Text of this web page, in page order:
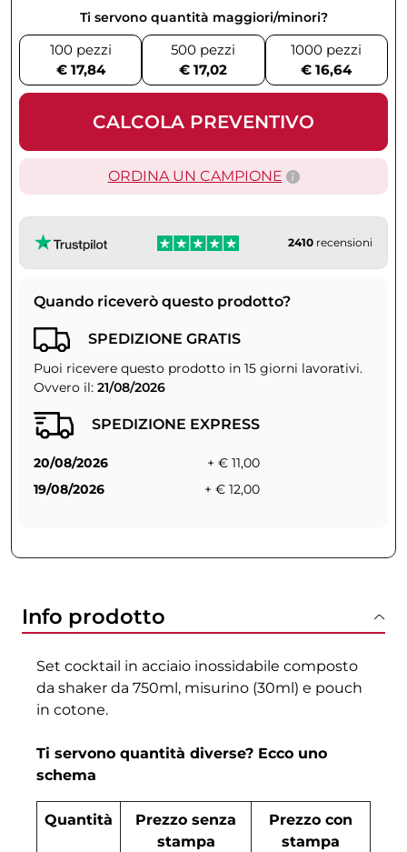
Ti servono quantità maggiori/minori?
100 pezzi
€ 17,84
500 pezzi
€ 17,02
1000 pezzi
€ 16,64
CALCOLA PREVENTIVO
ORDINA UN CAMPIONE
2410 recensioni
Quando riceverò questo prodotto?
SPEDIZIONE GRATIS
Puoi ricevere questo prodotto in 15 giorni lavorativi.
Ovvero il: 21/08/2026
SPEDIZIONE EXPRESS
20/08/2026
+ € 11,00
19/08/2026
+ € 12,00
Info prodotto
Set cocktail in acciaio inossidabile composto
da shaker da 750ml, misurino (30ml) e pouch
in cotone.
Ti servono quantità diverse? Ecco uno
schema
Quantità
Prezzo senza
stampa
Prezzo con
stampa